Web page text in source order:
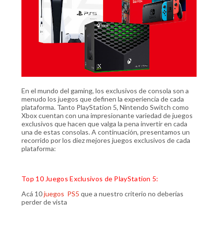
En el mundo del gaming, los exclusivos de consola son a
menudo los juegos que definen la experiencia de cada
plataforma. Tanto PlayStation 5, Nintendo Switch como
Xbox cuentan con una impresionante variedad de juegos
exclusivos que hacen que valga la pena invertir en cada
una de estas consolas. A continuación, presentamos un
recorrido por los diez mejores juegos exclusivos de cada
plataforma:
Top 10 Juegos Exclusivos de PlayStation 5:
Acá 10juegos PS5 que a nuestro criterio no deberías
perder de vista